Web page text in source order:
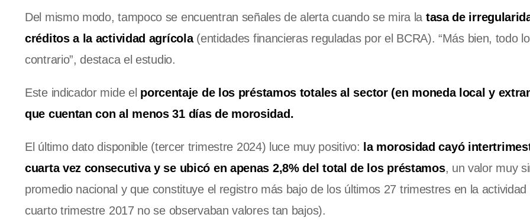
Del mismo modo, tampoco se encuentran señales de alerta cuando se mira la tasa de
créditos a la actividad agrícola(entidades financieras reguladas por el BCRA). “Más bien, todo lo
contrario”, destaca el estudio.
Este indicador mide el porcentaje de los préstamos totales al sector (en moneda local y
que cuentan con al menos 31 días de morosidad.
El último dato disponible (tercer trimestre 2024) luce muy positivo: la morosidad cayó
cuarta vez consecutiva y se ubicó en apenas 2,8% del total de los préstamos, un valor muy
promedio nacional y que constituye el registro más bajo de los últimos 27 trimestres en la actividad
cuarto trimestre 2017 no se observaban valores tan bajos).